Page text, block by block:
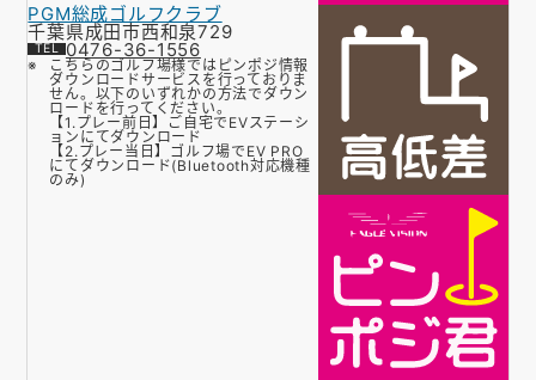
PGM総成ゴルフクラブ
千葉県成田市西和泉729
0476-36-1556
こちらのゴルフ場様ではピンポジ情報
ダウンロードサービスを行っておりま
せん。以下のいずれかの方法でダウン
ロードを行ってください。
【1.プレー前日】ご自宅でEVステーシ
ョンにてダウンロード
【2.プレー当日】ゴルフ場でEV PRO
にてダウンロード(Bluetooth対応機種
のみ)